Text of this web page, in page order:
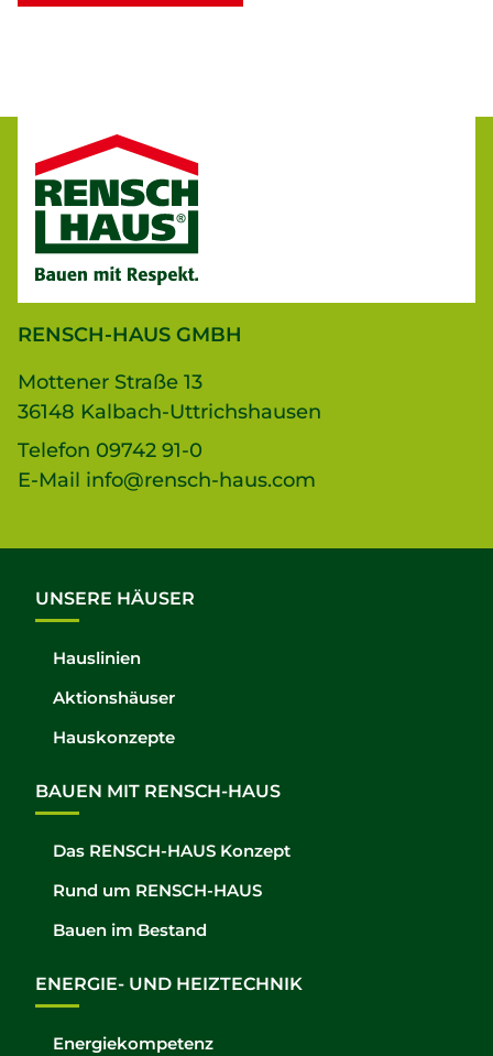
RENSCH-HAUS GMBH
Mottener Straße 13
36148 Kalbach-Uttrichshausen
Telefon 09742 91-0
E-Mail info@rensch-haus.com
UNSERE HÄUSER
Hauslinien
Aktionshäuser
Hauskonzepte
BAUEN MIT RENSCH-HAUS
Das RENSCH-HAUS Konzept
Rund um RENSCH-HAUS
Bauen im Bestand
ENERGIE- UND HEIZTECHNIK
Energiekompetenz